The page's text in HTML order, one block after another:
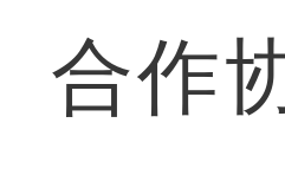
合作